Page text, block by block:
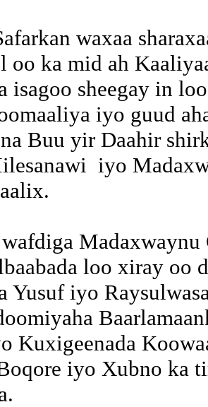
waxaa
oo ka mid ah
isagoo sheegay in
iyo guud
Buu yir Daahir
iyo
Madaxwaynu
loo xiray oo
Yusuf iyo
Kuxigeenada
iyo Xubno ka